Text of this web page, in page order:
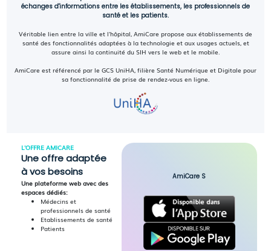
échanges d'informations entre les établissements, les professionnels de
santé et les patients.
Véritable lien entre la ville et l'hôpital, AmiCare propose aux établissements de
santé des fonctionnalités adaptées à la technologie et aux usages actuels, et
assure ainsi la continuité du SIH vers le web et le mobile.
AmiCare est référencé par le GCS UniHA, filière Santé Numérique et Digitale pour
sa fonctionnalité de prise de rendez-vous en ligne.
L'OFFRE AMICARE
Une offre adaptée
à vos besoins
Une plateforme web avec des
espaces dédiés:
Médecins et
professionnels de santé
Etablissements de santé
Patients
AmiCare S